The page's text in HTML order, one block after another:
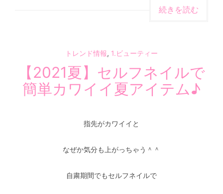
続きを読む
トレンド情報, 1.ビューティー
【2021夏】セルフネイルで
簡単カワイイ夏アイテム♪
指先がカワイイと
なぜか気分も上がっちゃう＾＾
自粛期間でもセルフネイルで